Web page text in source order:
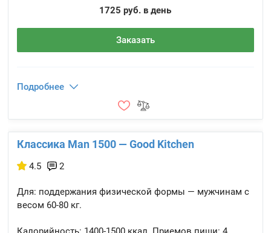
1725 руб. в день
Заказать
Подробнее
Классика Man 1500 — Good Kitchen
4.5 2
Для: поддержания физической формы — мужчинам с
весом 60-80 кг.